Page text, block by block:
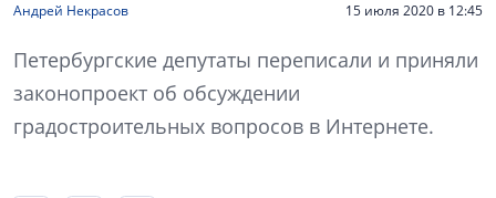
Андрей Некрасов 15 июля 2020 в 12:45
Петербургские депутаты переписали и приняли
законопроект об обсуждении
градостроительных вопросов в Интернете.